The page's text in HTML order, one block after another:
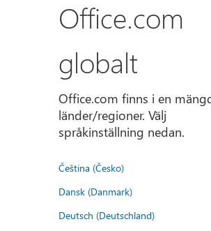
Office.com
globalt
Office.com finns i en
länder/regioner. Välj
språkinställning nedan.
Čeština (Česko)
Dansk (Danmark)
Deutsch (Deutschland)